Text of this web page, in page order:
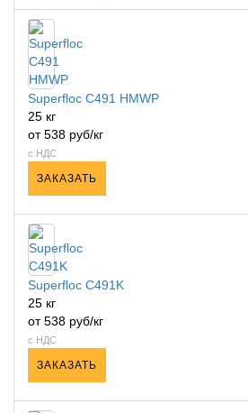
Superfloc C491 HMWP
25 кг
от 538 руб/кг
с НДС
ЗАКАЗАТЬ
Superfloc C491K
25 кг
от 538 руб/кг
с НДС
ЗАКАЗАТЬ